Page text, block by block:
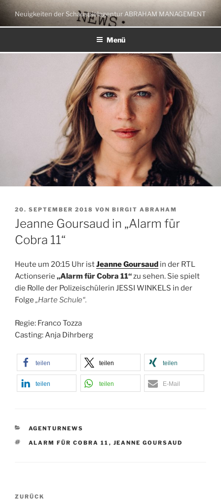
Zum
Inhalt
springen
Neuigkeiten der Schauspielagentur ABRAHAM MANAGEMENT
Menü
VERÖFFENTLICHT
AM
20. SEPTEMBER 2018 VON BIRGIT ABRAHAM
Jeanne Goursaud in „Alarm für
Cobra 11“
Heute um 20:15 Uhr istJeanne Goursaud in der RTL
Actionserie „Alarm für Cobra 11“zu sehen. Sie spielt
die Rolle der Polizeischülerin JESSI WINKELS in der
Folge„Harte Schule“.
Regie: Franco Tozza
Casting: Anja Dihrberg
teilen teilen teilen
teilen teilen E-Mail
KATEGORIEN
AGENTURNEWS
SCHLAGWÖRTER
ALARM FÜR COBRA 11 , JEANNE GOURSAUD
Beitragsnavigation
Vorheriger
ZURÜCK